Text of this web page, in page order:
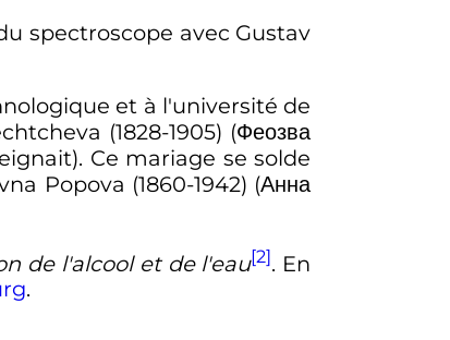
spectroscope avec Gustav
et à l'université de
(1828-1905) (Феозва
Ce mariage se solde
Popova (1860-1942) (Анна
de l'alcool et de l'eau[2]. En
.